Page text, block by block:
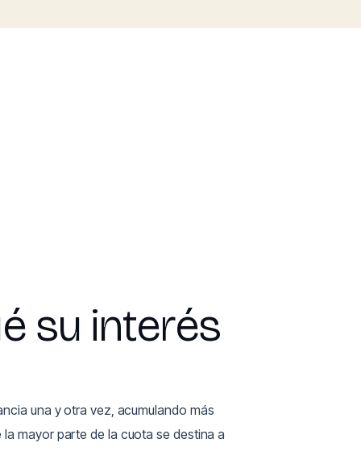
su interés
una y otra vez, acumulando más
mayor parte de la cuota se destina a